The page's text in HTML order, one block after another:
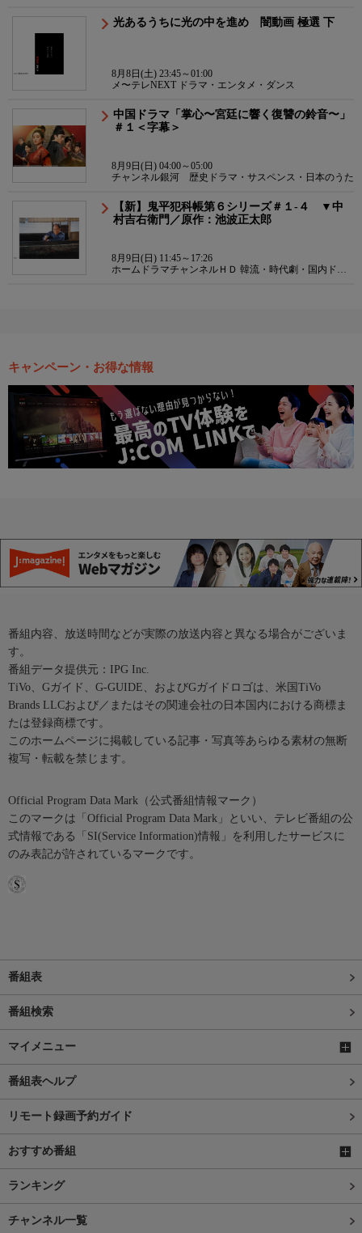
光あるうちに光の中を進め 闇動画 極選 下
8月8日(土) 23:45～01:00
メ〜テレNEXT ドラマ・エンタメ・ダンス
中国ドラマ「掌心〜宮廷に響く復讐の鈴音〜」
＃１＜字幕＞
8月9日(日) 04:00～05:00
チャンネル銀河 歴史ドラマ・サスペンス・日本のうた
【新】鬼平犯科帳第６シリーズ＃１-４ ▼中
村吉右衛門／原作：池波正太郎
8月9日(日) 11:45～17:26
ホームドラマチャンネルＨＤ 韓流・時代劇・国内ドラ
キャンペーン・お得な情報
番組内容、放送時間などが実際の放送内容と異なる場合がございま
す。
番組データ提供元：IPG Inc.
TiVo、Gガイド、G-GUIDE、およびGガイドロゴは、米国TiVo
Brands LLCおよび／またはその関連会社の日本国内における商標ま
たは登録商標です。
このホームページに掲載している記事・写真等あらゆる素材の無断
複写・転載を禁じます。
Official Program Data Mark（公式番組情報マーク）
このマークは「Official Program Data Mark」といい、テレビ番組の公
式情報である「SI(Service Information)情報」を利用したサービスに
のみ表記が許されているマークです。
番組表
番組検索
マイメニュー
番組表ヘルプ
リモート録画予約ガイド
おすすめ番組
ランキング
チャンネル一覧